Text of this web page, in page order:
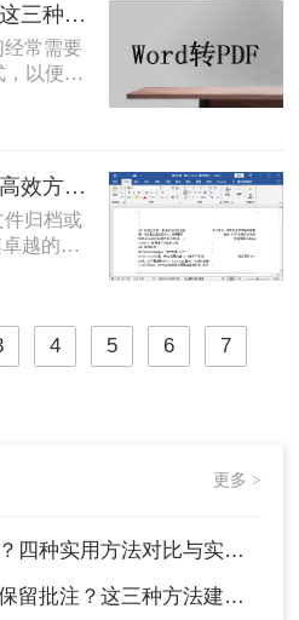
档转换为
时间，
word转pdf怎么免费转？这三种方法很好用！
常需要
，以便在
排版和
业的
PDF。
？下面，
为PDF
word怎么转pdf？这三类高效方法必知！
件归档或
越的跨
的特性
件分发
作为最
容完美
士和学
了转换
转pdf
4 5 6 7
更多 >
法对比与实操指南（附详细表格）！
注？这三种方法建议收藏！